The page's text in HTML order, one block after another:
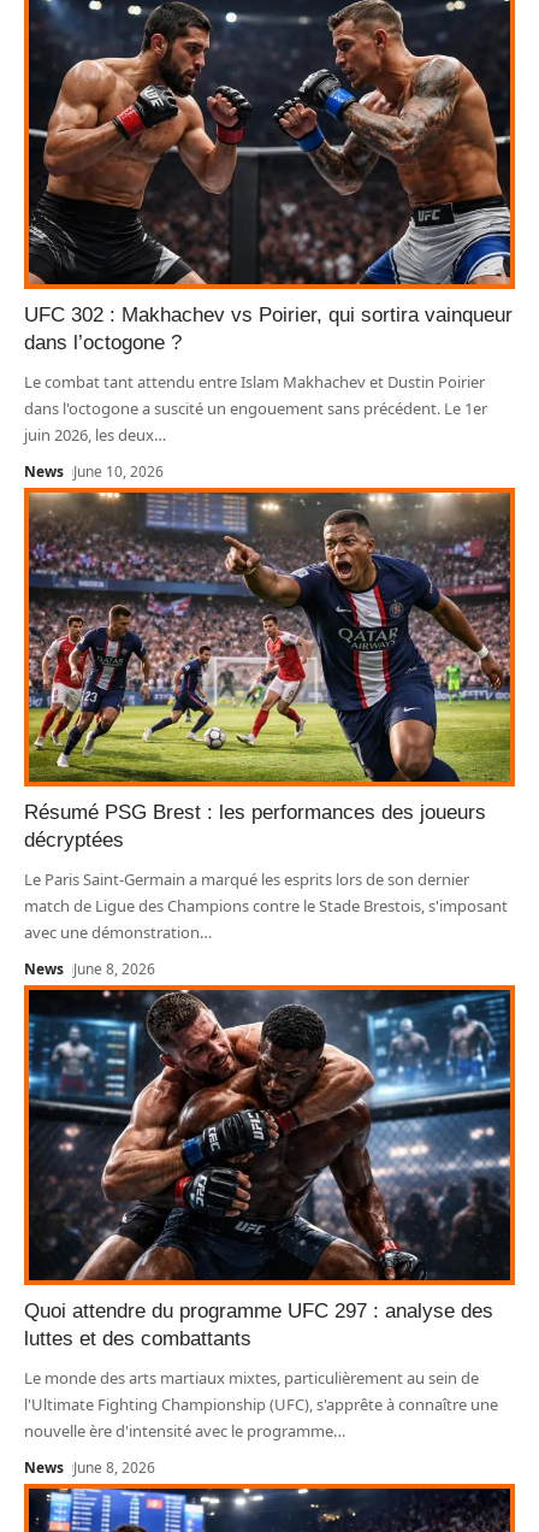
UFC 302 : Makhachev vs Poirier, qui sortira vainqueur
dans l’octogone ?
Le combat tant attendu entre Islam Makhachev et Dustin Poirier
dans l'octogone a suscité un engouement sans précédent. Le 1er
juin 2026, les deux…
News June 10, 2026
Résumé PSG Brest : les performances des joueurs
décryptées
Le Paris Saint-Germain a marqué les esprits lors de son dernier
match de Ligue des Champions contre le Stade Brestois, s'imposant
avec une démonstration…
News June 8, 2026
Quoi attendre du programme UFC 297 : analyse des
luttes et des combattants
Le monde des arts martiaux mixtes, particulièrement au sein de
l'Ultimate Fighting Championship (UFC), s'apprête à connaître une
nouvelle ère d'intensité avec le programme…
News June 8, 2026